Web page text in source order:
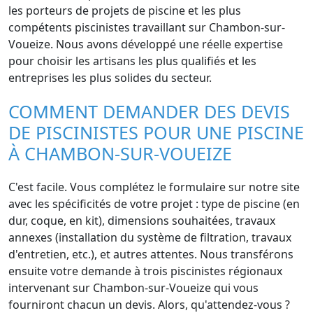
les porteurs de projets de piscine et les plus
compétents piscinistes travaillant sur Chambon-sur-
Voueize. Nous avons développé une réelle expertise
pour choisir les artisans les plus qualifiés et les
entreprises les plus solides du secteur.
COMMENT DEMANDER DES DEVIS
DE PISCINISTES POUR UNE PISCINE
À CHAMBON-SUR-VOUEIZE
C'est facile. Vous complétez le formulaire sur notre site
avec les spécificités de votre projet : type de piscine (en
dur, coque, en kit), dimensions souhaitées, travaux
annexes (installation du système de filtration, travaux
d'entretien, etc.), et autres attentes. Nous transférons
ensuite votre demande à trois piscinistes régionaux
intervenant sur Chambon-sur-Voueize qui vous
fourniront chacun un devis. Alors, qu'attendez-vous ?